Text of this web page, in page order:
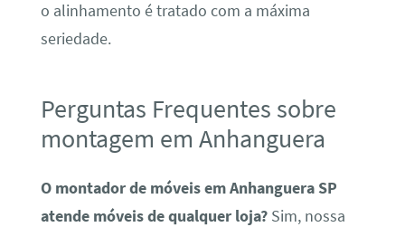
o alinhamento é tratado com a máxima
seriedade.
Perguntas Frequentes sobre
montagem em Anhanguera
O montador de móveis em Anhanguera SP
atende móveis de qualquer loja?Sim, nossa